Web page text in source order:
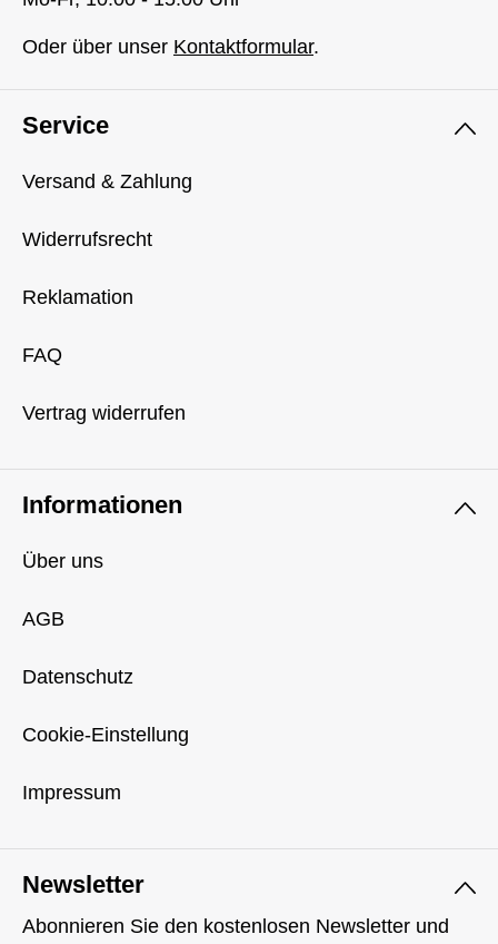
Newsletter
Abonnieren Sie den kostenlosen Newsletter und
Oder über unser Kontaktformular.
Service
Versand & Zahlung
Widerrufsrecht
Reklamation
FAQ
Vertrag widerrufen
Informationen
Über uns
AGB
Datenschutz
Cookie-Einstellung
Impressum